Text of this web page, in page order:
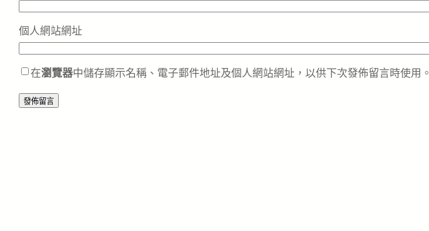
個人網站網址
在瀏覽器中儲存顯示名稱、電子郵件地址及個人網站網址，以供下次發佈留言時使用。